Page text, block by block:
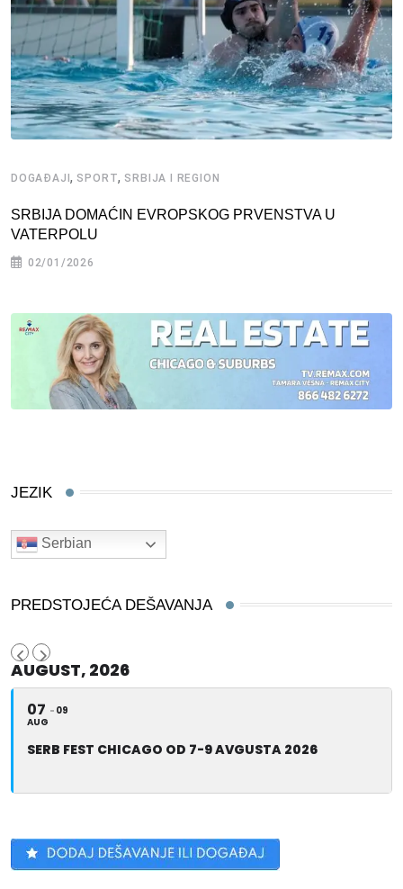
DOGAĐAJI, SPORT, SRBIJA I REGION
SRBIJA DOMAĆIN EVROPSKOG PRVENSTVA U
VATERPOLU
02/01/2026
JEZIK
Serbian
PREDSTOJEĆA DEŠAVANJA
AUGUST, 2026
07
AUG
09
SERB FEST CHICAGO OD 7-9 AVGUSTA 2026